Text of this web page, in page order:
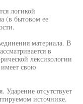
логикой
(в бытовом ее
материала. В
в
лексикологии
свою
Ударение отсутствует
источнике.